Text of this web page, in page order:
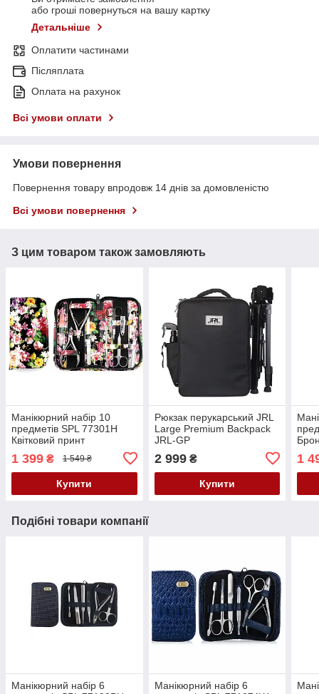
або гроші повернуться на вашу картку
Детальніше
Оплатити частинами
Післяплата
Оплата на рахунок
Всі умови оплати
Умови повернення
Повернення товару впродовж 14 днів за домовленістю
Всі умови повернення
З цим товаром також замовляють
Манікюрний набір 10
предметів SPL 77301H
Квітковий принт
1 399 ₴ 1 549 ₴
Купити
Рюкзак перукарський JRL
Large Premium Backpack
JRL-GP
2 999₴
Купити
1
Подібні товари компанії
Манікюрний набір 6
Манікюрний набір 6